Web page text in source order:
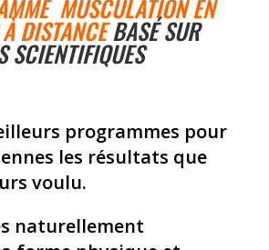
MUSCULATION EN
DISTANCEBASÉ SUR
SCIENTIFIQUES
programmes pour
les résultats que
voulu.
naturellement